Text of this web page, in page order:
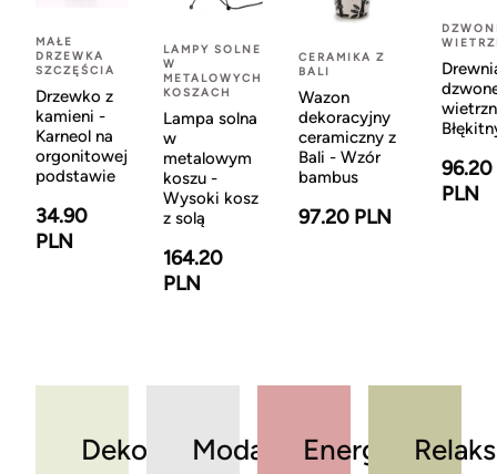
MAŁE
DRZEWKA
SZCZĘŚCIA
Drzewko z
kamieni -
Karneol na
orgonitowej
podstawie
34.90
PLN
LAMPY SOLNE
W
METALOWYCH
KOSZACH
Lampa solna
w
metalowym
koszu -
Wysoki kosz
z solą
164.20
PLN
CERAMIKA Z
BALI
Wazon
dekoracyjny
ceramiczny z
Bali - Wzór
bambus
97.20 PLN
96.20
PLN
DekoracjeModa Energia Relaks